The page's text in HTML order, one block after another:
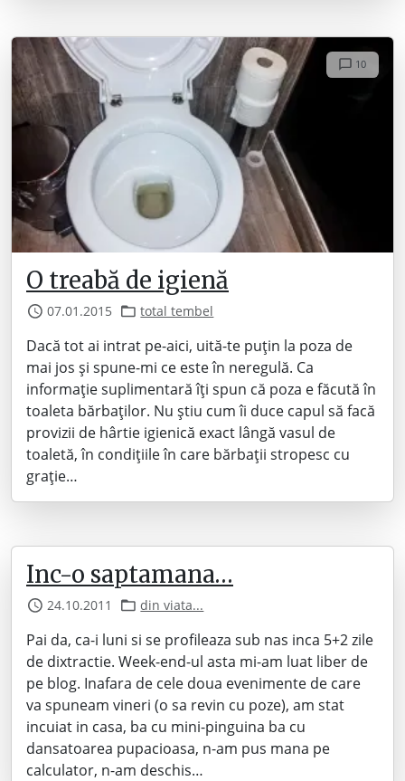
10
O treabă de igienă
07.01.2015 total tembel
Dacă tot ai intrat pe-aici, uită-te puțin la poza de
mai jos și spune-mi ce este în neregulă. Ca
informație suplimentară îți spun că poza e făcută în
toaleta bărbaților. Nu știu cum îi duce capul să facă
provizii de hârtie igienică exact lângă vasul de
toaletă, în condițiile în care bărbații stropesc cu
grație…
Inc-o saptamana…
24.10.2011 din viata...
Pai da, ca-i luni si se profileaza sub nas inca 5+2 zile
de dixtractie. Week-end-ul asta mi-am luat liber de
pe blog. Inafara de cele doua evenimente de care
va spuneam vineri (o sa revin cu poze), am stat
incuiat in casa, ba cu mini-pinguina ba cu
dansatoarea pupacioasa, n-am pus mana pe
calculator, n-am deschis…